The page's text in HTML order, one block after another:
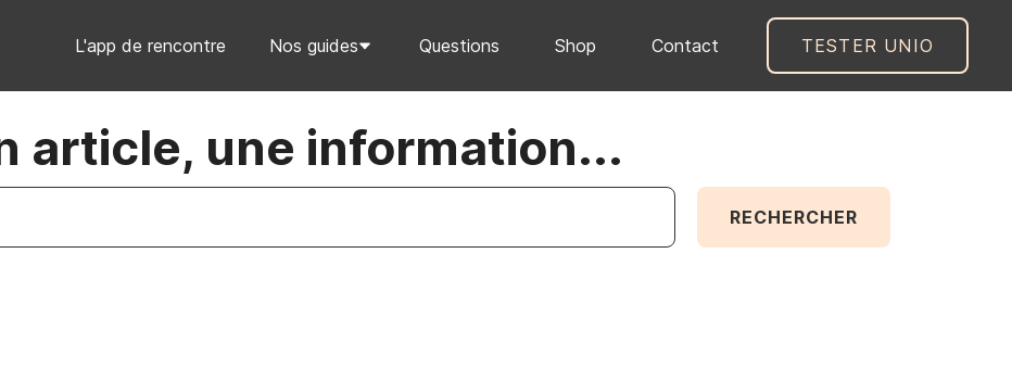
L'app de rencontre Nos guides Questions Shop Contact TESTER UNIO
article, une information...